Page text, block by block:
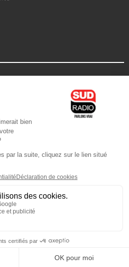
/ Android
l'application
©Sud Radio / Pierre Olivier
Laurence Péraud
Le meilleur de Sud Radio